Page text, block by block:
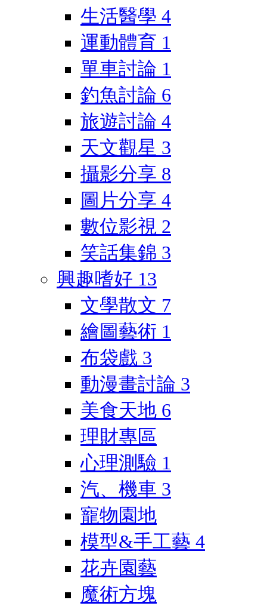
生活醫學 4
運動體育 1
單車討論 1
釣魚討論 6
旅遊討論 4
天文觀星 3
攝影分享 8
圖片分享 4
數位影視 2
笑話集錦 3
興趣嗜好 13
文學散文 7
繪圖藝術 1
布袋戲 3
動漫畫討論 3
美食天地 6
理財專區
心理測驗 1
汽、機車 3
寵物園地
模型&手工藝 4
花卉園藝
魔術方塊